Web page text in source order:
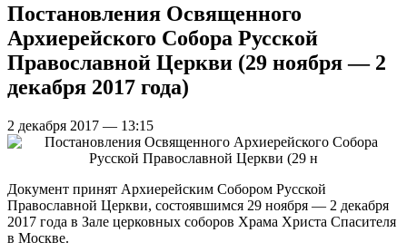
Постановления Освященного
Архиерейского Собора Русской
Православной Церкви (29 ноября ― 2
декабря 2017 года)
2 декабря 2017 — 13:15
Документ принят Архиерейским Собором Русской
Православной Церкви, состоявшимся 29 ноября ― 2 декабря
2017 года в Зале церковных соборов Храма Христа Спасителя
в Москве.